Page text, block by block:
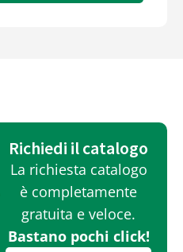
Richiedi il catalogo
La richiesta catalogo
è completamente
gratuita e veloce.
Bastano pochi click!